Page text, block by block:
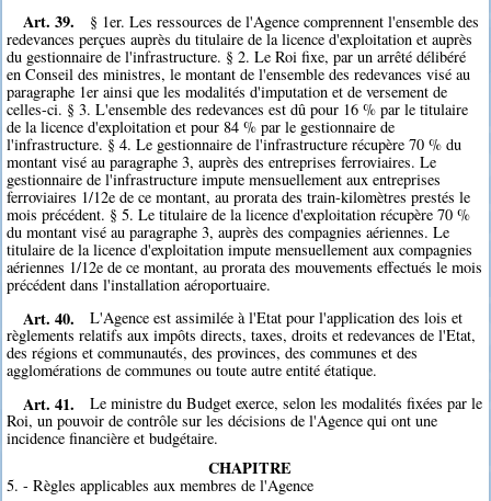
Art. 39.
§ 1er. Les ressources de l'Agence comprennent l'ensemble des
redevances perçues auprès du titulaire de la licence d'exploitation et auprès
du gestionnaire de l'infrastructure. § 2. Le Roi fixe, par un arrêté délibéré
en Conseil des ministres, le montant de l'ensemble des redevances visé au
paragraphe 1er ainsi que les modalités d'imputation et de versement de
celles-ci. § 3. L'ensemble des redevances est dû pour 16 % par le titulaire
de la licence d'exploitation et pour 84 % par le gestionnaire de
l'infrastructure. § 4. Le gestionnaire de l'infrastructure récupère 70 % du
montant visé au paragraphe 3, auprès des entreprises ferroviaires. Le
gestionnaire de l'infrastructure impute mensuellement aux entreprises
ferroviaires 1/12e de ce montant, au prorata des train-kilomètres prestés le
mois précédent. § 5. Le titulaire de la licence d'exploitation récupère 70 %
du montant visé au paragraphe 3, auprès des compagnies aériennes. Le
titulaire de la licence d'exploitation impute mensuellement aux compagnies
aériennes 1/12e de ce montant, au prorata des mouvements effectués le mois
précédent dans l'installation aéroportuaire.
Art. 40.
L'Agence est assimilée à l'Etat pour l'application des lois et
règlements relatifs aux impôts directs, taxes, droits et redevances de l'Etat,
des régions et communautés, des provinces, des communes et des
agglomérations de communes ou toute autre entité étatique.
Art. 41.
Le ministre du Budget exerce, selon les modalités fixées par le
Roi, un pouvoir de contrôle sur les décisions de l'Agence qui ont une
incidence financière et budgétaire.
CHAPITRE
5. - Règles applicables aux membres de l'Agence